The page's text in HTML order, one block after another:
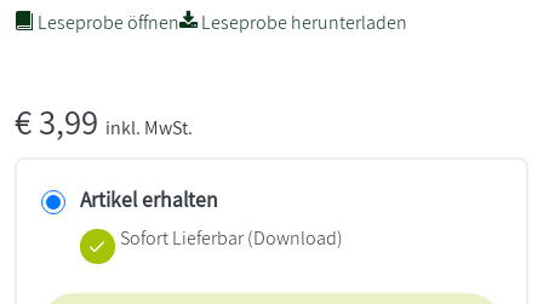
Leseprobe öffnen Leseprobe herunterladen
€3,99 inkl. MwSt.
Artikel erhalten
Sofort Lieferbar (Download)